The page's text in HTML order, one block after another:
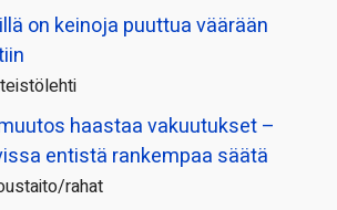
on keinoja puuttua väärään
haastaa vakuutukset –
entistä rankempaa säätä
rahat